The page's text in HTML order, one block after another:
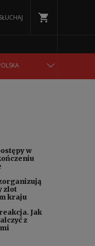
SŁUCHAJ
w
zlot
kraju
Jak
z